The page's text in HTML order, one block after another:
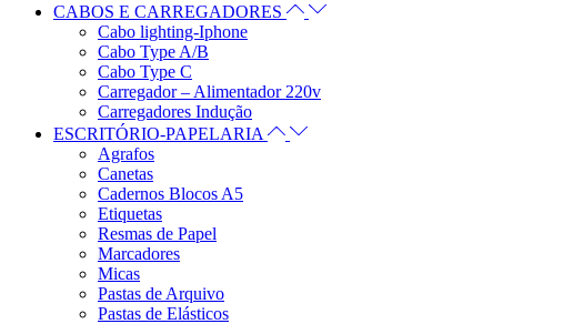
CABOS E CARREGADORES
Cabo lighting-Iphone
Cabo Type A/B
Cabo Type C
Carregador – Alimentador 220v
Carregadores Indução
ESCRITÓRIO-PAPELARIA
Agrafos
Canetas
Cadernos Blocos A5
Etiquetas
Resmas de Papel
Marcadores
Micas
Pastas de Arquivo
Pastas de Elásticos